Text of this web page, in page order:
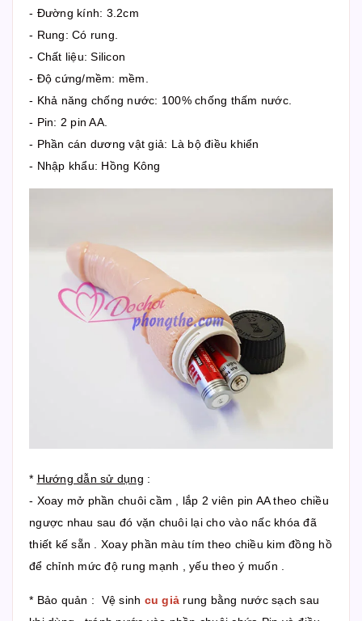
- Đường kính: 3.2cm
- Rung: Có rung.
- Chất liệu: Silicon
- Độ cứng/mềm: mềm.
- Khả năng chống nước: 100% chống thấm nước.
- Pin: 2 pin AA.
- Phần cán dương vật giả: Là bộ điều khiển
- Nhập khẩu: Hồng Kông
* Hướng dẫn sử dụng :
- Xoay mở phần chuôi cầm , lắp 2 viên pin AA theo chiều
ngược nhau sau đó vặn chuôi lại cho vào nấc khóa đã
thiết kế sẵn . Xoay phần màu tím theo chiều kim đồng hồ
để chỉnh mức độ rung mạnh , yếu theo ý muốn .
* Bảo quản : Vệ sinh cu giả rung bằng nước sạch sau